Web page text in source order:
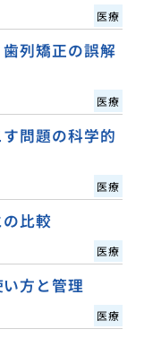
医療
列矯正の誤解
医療
問題の科学的
医療
比較
医療
方と管理
医療